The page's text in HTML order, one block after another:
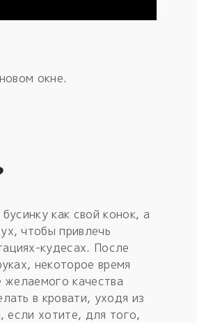
окне.
как свой конок, а
чтобы привлечь
кудесах. После
некоторое время
желаемого качества
в кровати, уходя из
если хотите, для того,